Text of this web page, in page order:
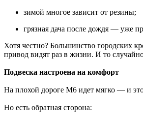
зимой многое зависит от резины;
грязная дача после дождя — уже
Хотя честно? Большинство городских
привод видят раз в жизни. И то
Подвеска настроена на комфорт
На плохой дороге M6 идет мягко — и
Но есть обратная сторона: